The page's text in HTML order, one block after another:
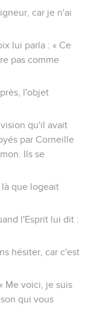
car je n'ai
lui parla : « Ce
pas comme
l'objet
qu'il avait
par Corneille
Ils se
que logeait
l'Esprit lui dit :
hésiter, car c'est
Me voici, je suis
qui vous